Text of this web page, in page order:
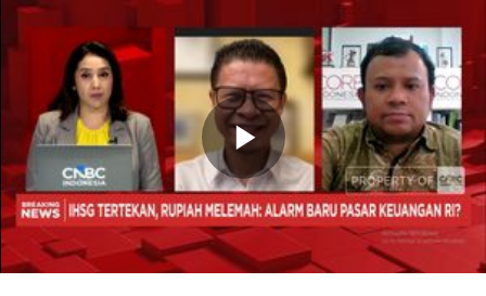
Memutarkan
Video